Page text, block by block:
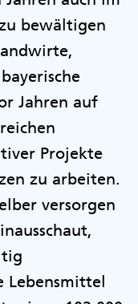
bewältigen
Jahren auf
Projekte
zu arbeiten.
versorgen
Lebensmittel